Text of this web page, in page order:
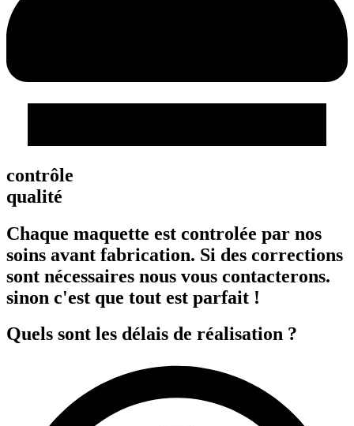
contrôle
qualité
Chaque maquette est controlée par nos
soins avant fabrication. Si des corrections
sont nécessaires nous vous contacterons.
sinon c'est que tout est parfait !
Quels sont les délais de réalisation ?